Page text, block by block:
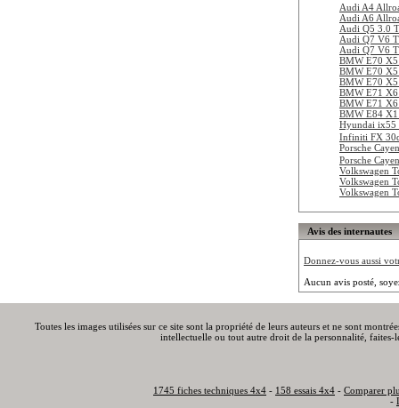
Audi A4
Audi A6
Audi Q5 3.0
Audi Q7 V6
Audi Q7 V6
BMW E70
BMW E70
BMW E70
BMW E71
BMW E71
BMW E84
Hyundai ix55
Infiniti FX
Porsche
Porsche
Volkswagen
Volkswagen
Volkswagen
Avis des internautes
Donnez-vous aussi
Aucun avis posté,
Toutes les images utilisées sur ce site sont la propriété de leurs auteurs et ne sont
intellectuelle ou tout autre droit de la personnalité,
1745 fiches techniques 4x4 - 158 essais 4x4 - Comparer
-